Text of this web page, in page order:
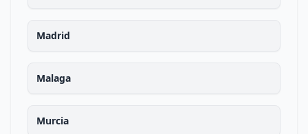
Madrid
Malaga
Murcia